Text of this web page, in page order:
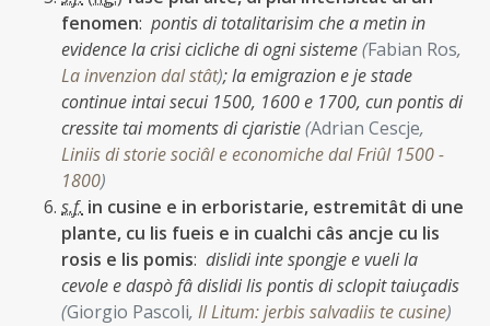
fenomen: pontis di totalitarisim che a metin in
evidence la crisi cicliche di ogni sisteme(Fabian Ros,
La invenzion dal stât);la emigrazion e je stade
continue intai secui 1500, 1600 e 1700, cun pontis di
cressite tai moments di cjaristie(Adrian Cescje,
Liniis di storie sociâl e economiche dal Friûl 1500 -
1800)
s.f. in cusine e in erboristarie, estremitât di une
plante, cu lis fueis e in cualchi câs ancje cu lis
rosis e lis pomis: dislidi inte spongje e vueli la
cevole e daspò fâ dislidi lis pontis di sclopit taiuçadis
(Giorgio Pascoli, Il Litum: jerbis salvadiis te cusine)